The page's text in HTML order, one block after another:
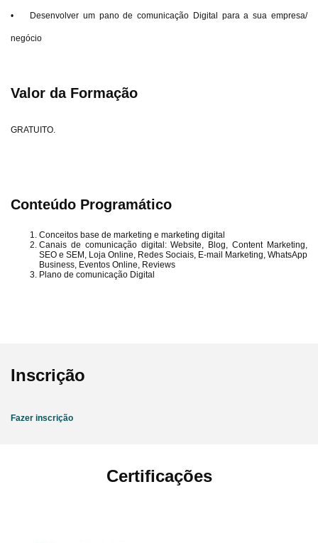
• Desenvolver um pano de comunicação Digital para a sua empresa/
negócio
Valor da Formação
GRATUITO.
Conteúdo Programático
Conceitos base de marketing e marketing digital
Canais de comunicação digital: Website, Blog, Content Marketing,
SEO e SEM, Loja Online, Redes Sociais, E-mail Marketing, WhatsApp
Business, Eventos Online, Reviews
Plano de comunicação Digital
Inscrição
Fazer inscrição
Certificações